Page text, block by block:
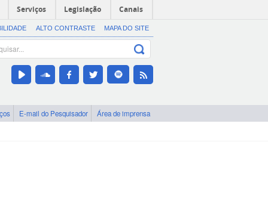
Serviços Legislação Canais
ALTO CONTRASTE MAPA DO SITE
E-mail do Pesquisador Área de imprensa